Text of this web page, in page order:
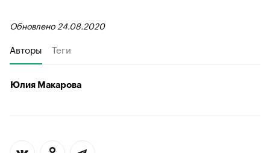
Обновлено 24.08.2020
Авторы Теги
Юлия Макарова